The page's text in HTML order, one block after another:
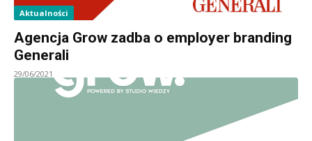
Aktualności
Agencja Grow zadba o employer branding
Generali
29/06/2021